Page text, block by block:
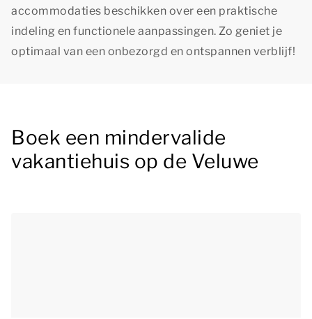
accommodaties beschikken over een praktische
indeling en functionele aanpassingen. Zo geniet je
optimaal van een onbezorgd en ontspannen verblijf!
Boek een mindervalide
vakantiehuis op de Veluwe